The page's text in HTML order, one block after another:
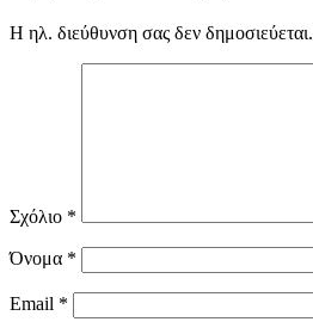
Η ηλ. διεύθυνση σας δεν δημοσιεύεται.
Σχόλιο *
Όνομα *
Email *